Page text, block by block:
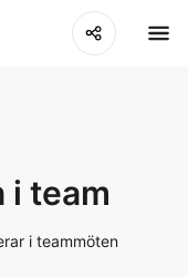
i team
i teammöten